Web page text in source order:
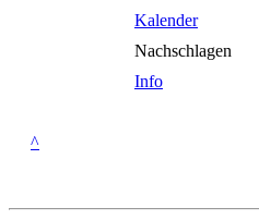
Kalender
Nachschlagen
Info
^